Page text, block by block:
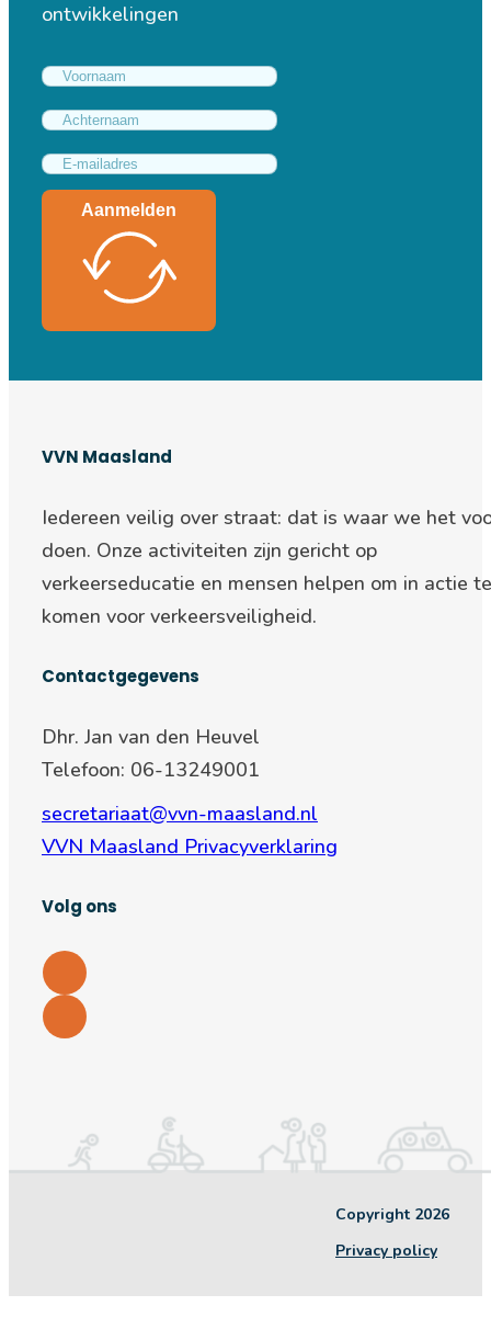
ontwikkelingen
Aanmelden
VVN Maasland
Iedereen veilig over straat: dat is waar we het
doen. Onze activiteiten zijn gericht op
verkeerseducatie en mensen helpen om in actie te
komen voor verkeersveiligheid.
Contactgegevens
Dhr. Jan van den Heuvel
Telefoon: 06-13249001
secretariaat@vvn-maasland.nl
VVN Maasland Privacyverklaring
Volg ons
Copyright 2026
Privacy policy